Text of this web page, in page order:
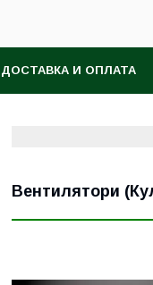
ДОСТАВКА И ОПЛАТА
Вентилятори